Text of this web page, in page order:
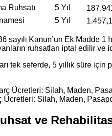
Ruhsatı
5 Yıl
5 Yıl
sayılı Kanun’un Ek Madde
ruhsatları iptal edilir ve
tek seferde, 5 yıllık süre
Ücretleri: Silah, Maden,
ve